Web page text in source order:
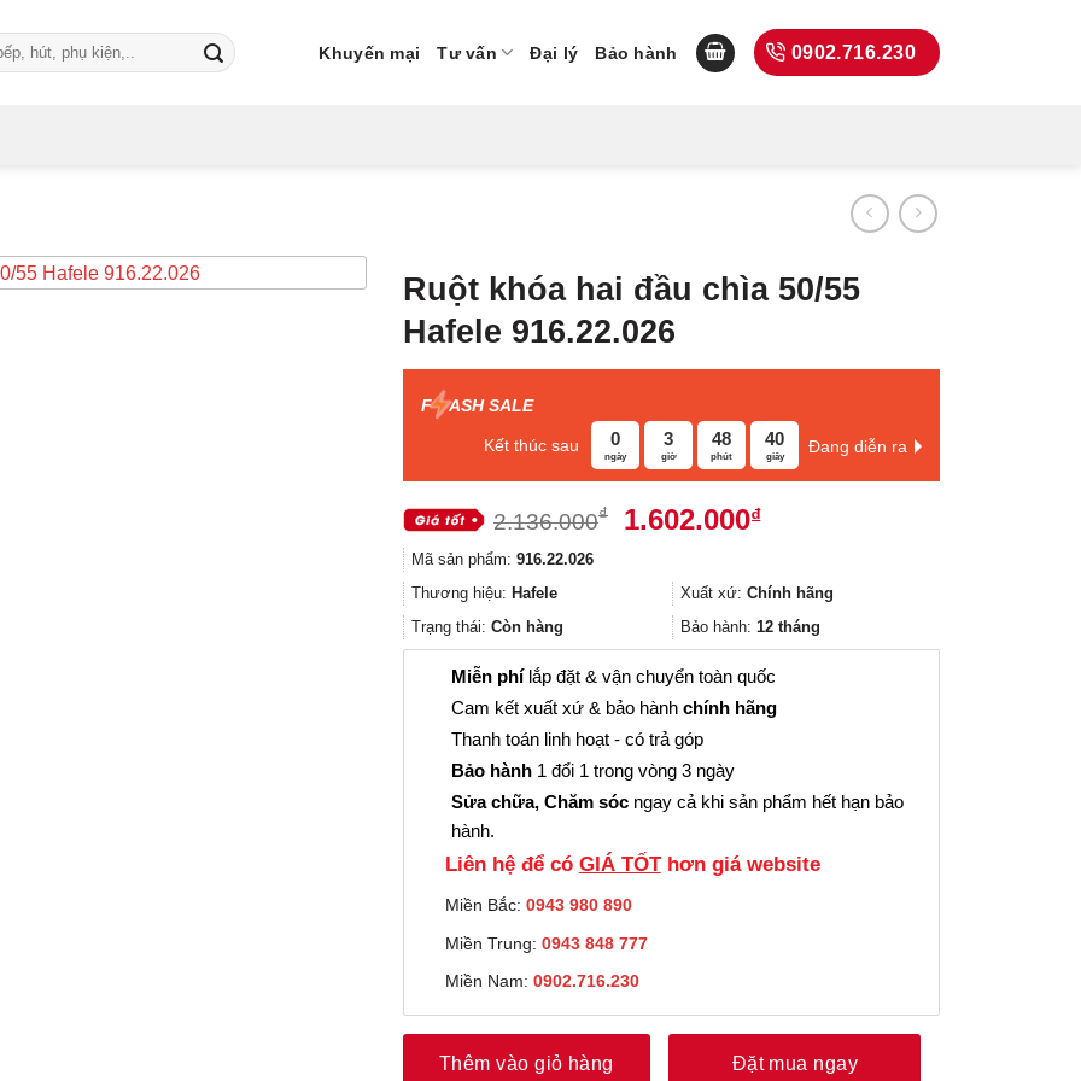
Khuyến mại Tư vấn Đại lý Bảo hành 0902.716.230
Ruột khóa hai đầu chìa 50/55
Hafele 916.22.026
F ASH SALE
Kết thúc sau 0
ngày
3
giờ
48
phút
39
giây
Đang diễn ra
2.136.000₫
Giá
2.136.000₫.
1.602.000₫Giá
là:
1.602.000₫.
Mã sản phẩm: 916.22.026
Thương hiệu: Hafele Xuất xứ: Chính hãng
Trạng thái: Còn hàng Bảo hành: 12 tháng
Miễn phílắp đặt & vận chuyển toàn quốc
Cam kết xuất xứ & bảo hành chính hãng
Thanh toán linh hoạt - có trả góp
Bảo hành 1 đổi 1 trong vòng 3 ngày
Sửa chữa, Chăm sóc ngay cả khi sản phẩm hết hạn bảo
hành.
Liên hệ để có GIÁ TỐThơn giá website
Miền Bắc: 0943 980 890
Miền Trung: 0943 848 777
Miền Nam: 0902.716.230
Thêm vào giỏ hàng Đặt mua ngay